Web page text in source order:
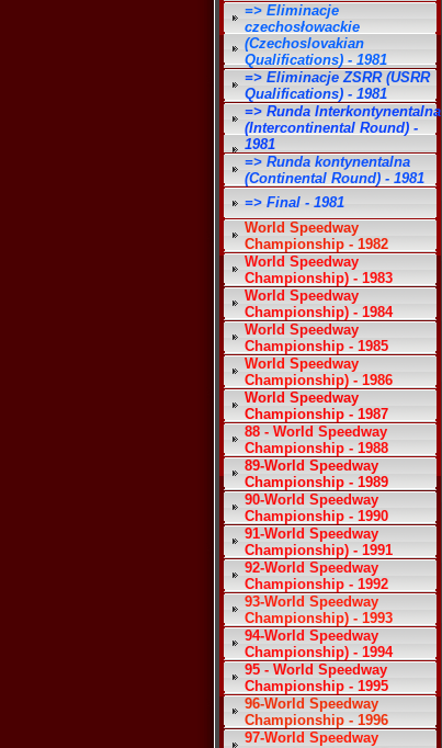
=> Eliminacje
czechosłowackie
(Czechoslovakian
Qualifications) - 1981
=> Eliminacje ZSRR (USRR
Qualifications) - 1981
=> Runda Interkontynentalna
(Intercontinental Round) -
1981
=> Runda kontynentalna
(Continental Round) - 1981
=> Final - 1981
World Speedway
Championship - 1982
World Speedway
Championship) - 1983
World Speedway
Championship) - 1984
World Speedway
Championship - 1985
World Speedway
Championship) - 1986
World Speedway
Championship - 1987
88 - World Speedway
Championship - 1988
89-World Speedway
Championship - 1989
90-World Speedway
Championship - 1990
91-World Speedway
Championship) - 1991
92-World Speedway
Championship - 1992
93-World Speedway
Championship) - 1993
94-World Speedway
Championship) - 1994
95 - World Speedway
Championship - 1995
96-World Speedway
Championship - 1996
97-World Speedway